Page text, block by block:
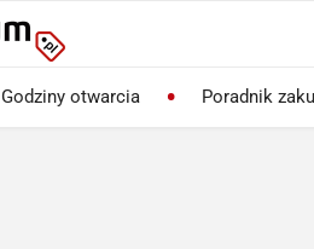
Godziny otwarcia Poradnik